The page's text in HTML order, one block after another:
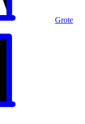
Grote